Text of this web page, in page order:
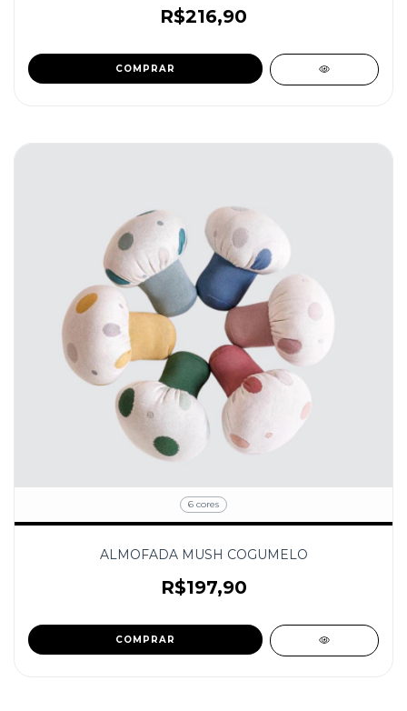
R$216,90
COMPRAR
6 cores
ALMOFADA MUSH COGUMELO
R$197,90
COMPRAR